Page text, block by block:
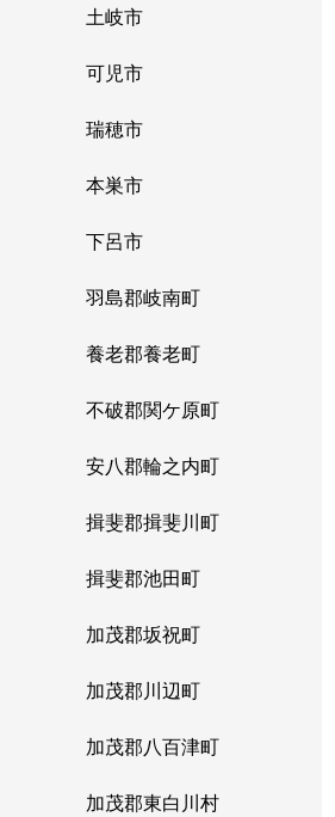
土岐市
可児市
瑞穂市
本巣市
下呂市
羽島郡岐南町
養老郡養老町
不破郡関ケ原町
安八郡輪之内町
揖斐郡揖斐川町
揖斐郡池田町
加茂郡坂祝町
加茂郡川辺町
加茂郡八百津町
加茂郡東白川村